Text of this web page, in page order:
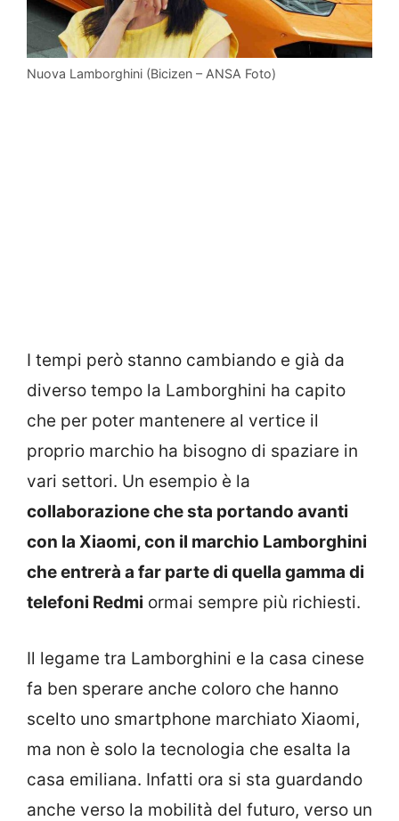
Nuova Lamborghini (Bicizen – ANSA Foto)
I tempi però stanno cambiando e già da
diverso tempo la Lamborghini ha capito
che per poter mantenere al vertice il
proprio marchio ha bisogno di spaziare in
vari settori. Un esempio è la
collaborazione che sta portando avanti
con la Xiaomi, con il marchio Lamborghini
che entrerà a far parte di quella gamma di
telefoni Redmi ormai sempre più richiesti.
Il legame tra Lamborghini e la casa cinese
fa ben sperare anche coloro che hanno
scelto uno smartphone marchiato Xiaomi,
ma non è solo la tecnologia che esalta la
casa emiliana. Infatti ora si sta guardando
anche verso la mobilità del futuro, verso un